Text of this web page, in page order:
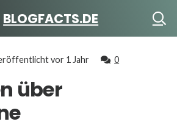
BLOGFACTS.DE
vor 1 Jahr 0
über